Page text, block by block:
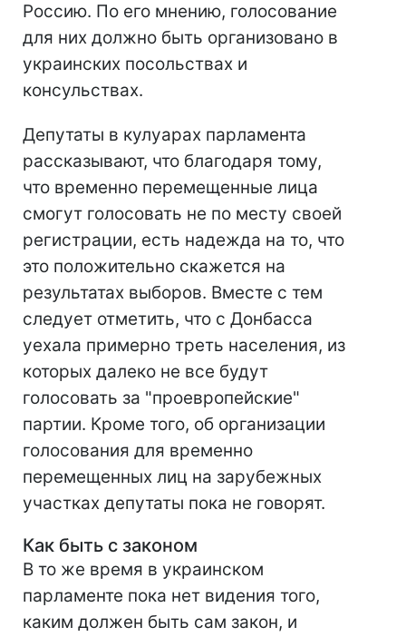
Россию. По его мнению, голосование
для них должно быть организовано в
украинских посольствах и
консульствах.
Депутаты в кулуарах парламента
рассказывают, что благодаря тому,
что временно перемещенные лица
смогут голосовать не по месту своей
регистрации, есть надежда на то, что
это положительно скажется на
результатах выборов. Вместе с тем
следует отметить, что с Донбасса
уехала примерно треть населения, из
которых далеко не все будут
голосовать за "проевропейские"
партии. Кроме того, об организации
голосования для временно
перемещенных лиц на зарубежных
участках депутаты пока не говорят.
Как быть с законом
В то же время в украинском
парламенте пока нет видения того,
каким должен быть сам закон, и